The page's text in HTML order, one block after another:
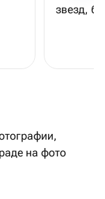
звезд,
на фото